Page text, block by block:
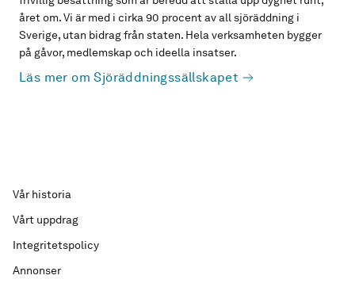
året om. Vi är med i cirka 90 procent av all sjöräddning i
Sverige, utan bidrag från staten. Hela verksamheten bygger
på gåvor, medlemskap och ideella insatser.
Läs mer om Sjöräddningssällskapet
Vår historia
Vårt uppdrag
Integritetspolicy
Annonser